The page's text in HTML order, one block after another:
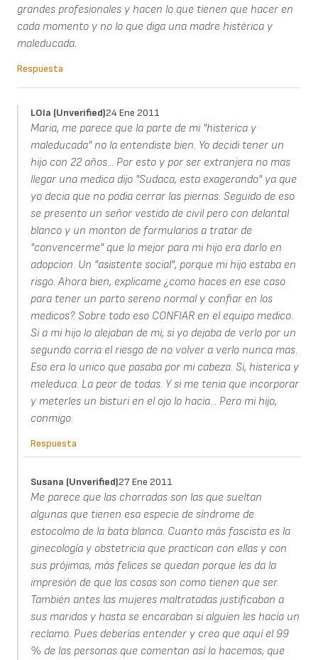
grandes profesionales y hacen lo que tienen que hacer en
cada momento y no lo que diga una madre histérica y
maleducada.
Respuesta
LOla (unverified)24 Ene 2011
Maria, me parece que la parte de mi "histerica y
maleducada" no la entendiste bien. Yo decidi tener un
hijo con 22 años... Por esto y por ser extranjera no mas
llegar una medica dijo "Sudaca, esta exagerando" ya que
yo decia que no podia cerrar las piernas. Seguido de eso
se presento un señor vestido de civil pero con delantal
blanco y un monton de formularios a tratar de
"convencerme" que lo mejor para mi hijo era darlo en
adopcion. Un "asistente social", porque mi hijo estaba en
risgo. Ahora bien, explicame ¿como haces en ese caso
para tener un parto sereno normal y confiar en los
medicos?. Sobre todo eso CONFIAR en el equipo medico.
Si a mi hijo lo alejaban de mi, si yo dejaba de verlo por un
segundo corria el riesgo de no volver a verlo nunca mas.
Eso era lo unico que pasaba por mi cabeza. Si, histerica y
meleduca. La peor de todas. Y si me tenia que incorporar
y meterles un bisturi en el ojo lo hacia... Pero mi hijo,
conmigo.
Respuesta
Susana (unverified)27 Ene 2011
Me parece que las chorradas son las que sueltan
algunas que tienen esa especie de síndrome de
estocolmo de la bata blanca. Cuanto más fascista es la
ginecología y obstetricia que practican con ellas y con
sus prójimas, más felices se quedan porque les da la
impresión de que las cosas son como tienen que ser.
También antes las mujeres maltratadas justificaban a
sus maridos y hasta se encaraban si alguien les hacía un
reclamo. Pues deberías entender y creo que aquí el 99
% de las personas que comentan así lo hacemos, que